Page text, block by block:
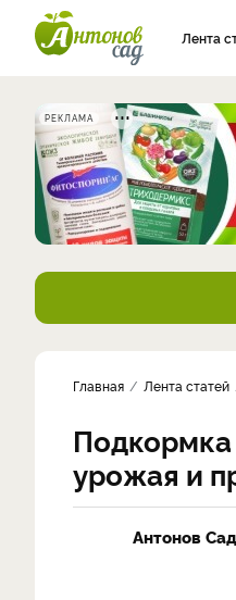
Лента
РЕКЛАМА
Главная Лента статей
урожая и
Антонов Сад